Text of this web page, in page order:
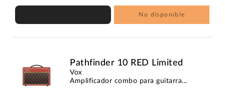
No disponible
Pathfinder 10 RED Limited
Vox
Amplificador combo para guitarra...